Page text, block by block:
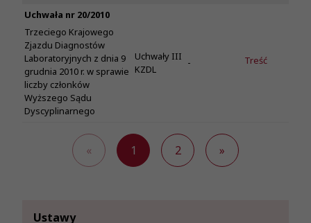
Ustawy
Uchwała nr 20/2010
Trzeciego Krajowego
Zjazdu Diagnostów
Laboratoryjnych z dnia 9
grudnia 2010 r. w sprawie
liczby członków
Wyższego Sądu
Dyscyplinarnego
Uchwały III
KZDL
- Treść
« 1 2 »